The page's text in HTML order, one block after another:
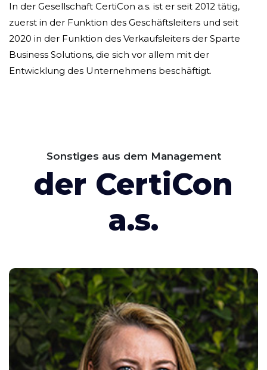
In der Gesellschaft CertiCon a.s. ist er seit 2012 tätig,
zuerst in der Funktion des Geschäftsleiters und seit
2020 in der Funktion des Verkaufsleiters der Sparte
Business Solutions, die sich vor allem mit der
Entwicklung des Unternehmens beschäftigt.
Sonstiges aus dem Management
der CertiCon
a.s.